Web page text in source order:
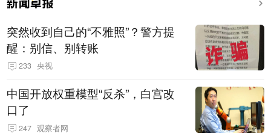
突然收到自己的“不雅照”？警方提
醒：别信、别转账
233 央视
中国开放权重模型“反杀”，白宫改
口了
247 观察者网